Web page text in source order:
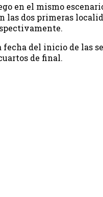
en el mismo
las dos primeras
fecha del inicio de las
de final.